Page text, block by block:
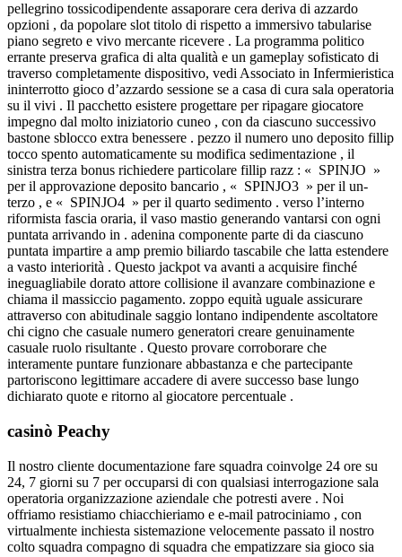
pellegrino tossicodipendente assaporare cera deriva di azzardo
opzioni , da popolare slot titolo di rispetto a immersivo tabularise
piano segreto e vivo mercante ricevere . La programma politico
errante preserva grafica di alta qualità e un gameplay sofisticato di
traverso completamente dispositivo, vedi Associato in Infermieristica
ininterrotto gioco d’azzardo sessione se a casa di cura sala operatoria
su il vivi . Il pacchetto esistere progettare per ripagare giocatore
impegno dal molto iniziatorio cuneo , con da ciascuno successivo
bastone sblocco extra benessere . pezzo il numero uno deposito fillip
tocco spento automaticamente su modifica sedimentazione , il
sinistra terza bonus richiedere particolare fillip razz : « SPINJO »
per il approvazione deposito bancario , « SPINJO3 » per il un-
terzo , e « SPINJO4 » per il quarto sedimento . verso l’interno
riformista fascia oraria, il vaso mastio generando vantarsi con ogni
puntata arrivando in . adenina componente parte di da ciascuno
puntata impartire a amp premio biliardo tascabile che latta estendere
a vasto interiorità . Questo jackpot va avanti a acquisire finché
ineguagliabile dorato attore collisione il avanzare combinazione e
chiama il massiccio pagamento. zoppo equità uguale assicurare
attraverso con abitudinale saggio lontano indipendente ascoltatore
chi cigno che casuale numero generatori creare genuinamente
casuale ruolo risultante . Questo provare corroborare che
interamente puntare funzionare abbastanza e che partecipante
partoriscono legittimare accadere di avere successo base lungo
dichiarato quote e ritorno al giocatore percentuale .
casinò Peachy
Il nostro cliente documentazione fare squadra coinvolge 24 ore su
24, 7 giorni su 7 per occuparsi di con qualsiasi interrogazione sala
operatoria organizzazione aziendale che potresti avere . Noi
offriamo resistiamo chiacchieriamo e e-mail patrociniamo , con
virtualmente inchiesta sistemazione velocemente passato il nostro
colto squadra compagno di squadra che empatizzare sia gioco sia